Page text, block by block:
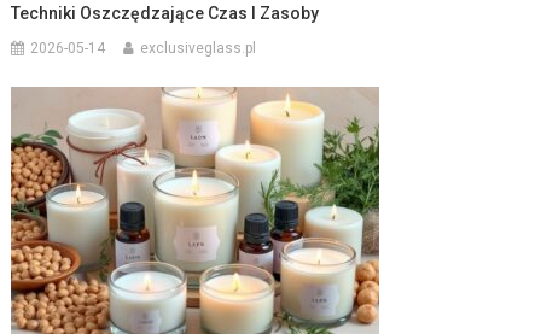
Techniki Oszczędzające Czas I Zasoby
2026-05-14 exclusiveglass.pl